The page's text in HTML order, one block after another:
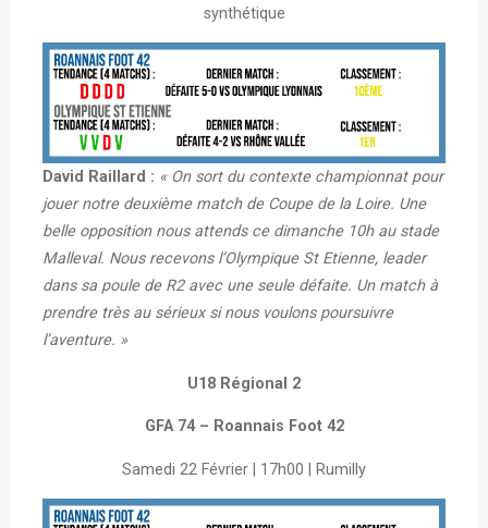
synthétique
David Raillard : « On sort du contexte championnat pour
jouer notre deuxième match de Coupe de la Loire. Une
belle opposition nous attends ce dimanche 10h au stade
Malleval. Nous recevons l’Olympique St Etienne, leader
dans sa poule de R2 avec une seule défaite. Un match à
prendre très au sérieux si nous voulons poursuivre
l’aventure. »
U18 Régional 2
GFA 74 – Roannais Foot 42
Samedi 22 Février | 17h00 | Rumilly